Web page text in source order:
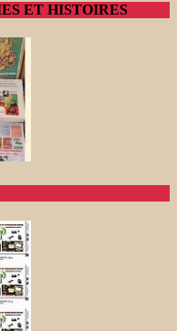
ET HISTOIRES